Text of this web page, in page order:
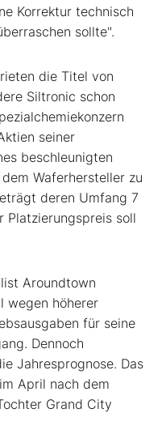
Korrektur technisch
sollte".
die Titel von
Siltronic schon
seiner
beschleunigten
Waferhersteller zu
deren Umfang 7
Platzierungspreis soll
Aroundtown
wegen höherer
für seine
Dennoch
Jahresprognose. Das
April nach dem
Grand City